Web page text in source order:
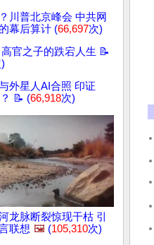
川普北京峰会 中共网
幕后算计 (66,697次)
官之子的跌宕人生 📝
外星人AI合照 印证
📝 (66,918次)
龙脉断裂惊现干枯 引
联想 🖼️ (105,310次)